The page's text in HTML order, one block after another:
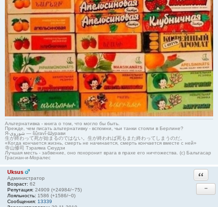
Альтернативка - книга о том, что могло бы быть.
Прежде, чем писать альтернативку - вспомни, чьи танки стояли в Берлине?
Я-شوروی — šûravî-Шурави
生が終わって死が始まるのではない。生が終われば死もまた終わってしまうのだ。
«Когда кончается жизнь, смерть не начинается, смерть кончается вместе с ней»
寺山修司 Тэраяма Сюудзи
Лучшая месть - забвение, оно похоронит врага в прахе его ничтожества. (с) Бальтасар
Грасиан-и-Моралес
Uksus
Администратор
Возраст: 62
Репутация: 24909 (+24984/−75)
Лояльность: 1586 (+1586/−0)
Сообщения: 13339
−